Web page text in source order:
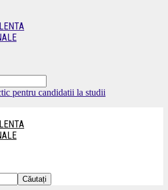
pentru candidatii la studii